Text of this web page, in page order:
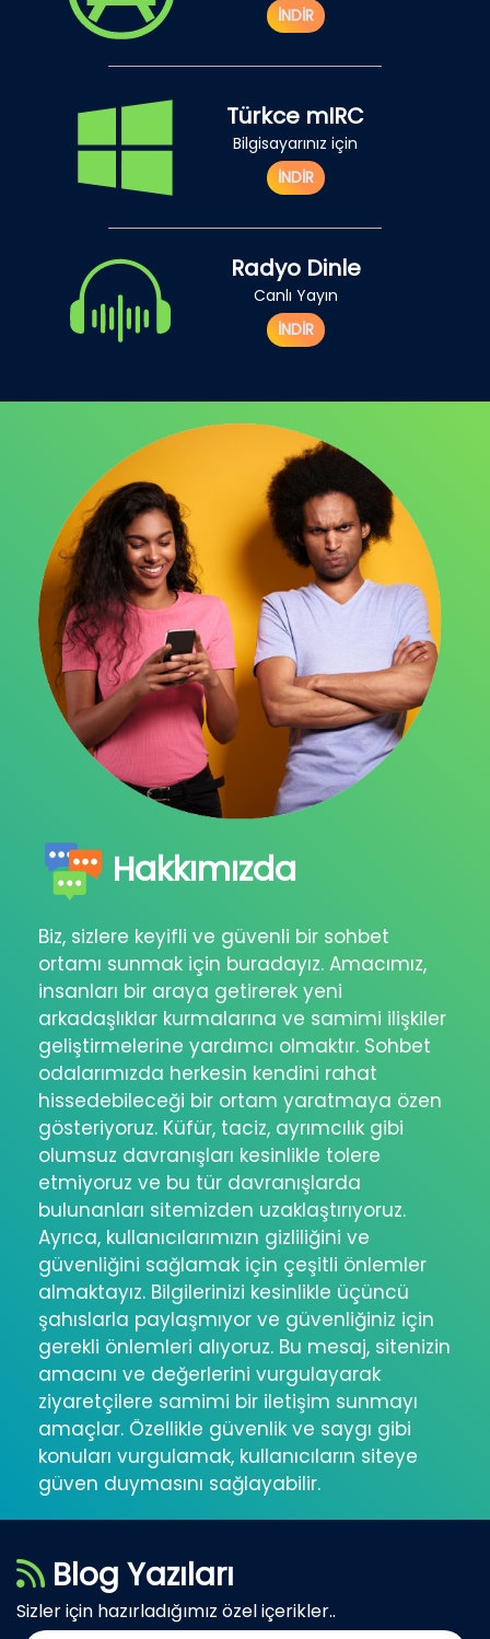
İNDİR
Türkce mIRC
Bilgisayarınız için
İNDİR
Radyo Dinle
Canlı Yayın
İNDİR
Hakkımızda
Biz, sizlere keyifli ve güvenli bir sohbet
ortamı sunmak için buradayız. Amacımız,
insanları bir araya getirerek yeni
arkadaşlıklar kurmalarına ve samimi ilişkiler
geliştirmelerine yardımcı olmaktır. Sohbet
odalarımızda herkesin kendini rahat
hissedebileceği bir ortam yaratmaya özen
gösteriyoruz. Küfür, taciz, ayrımcılık gibi
olumsuz davranışları kesinlikle tolere
etmiyoruz ve bu tür davranışlarda
bulunanları sitemizden uzaklaştırıyoruz.
Ayrıca, kullanıcılarımızın gizliliğini ve
güvenliğini sağlamak için çeşitli önlemler
almaktayız. Bilgilerinizi kesinlikle üçüncü
şahıslarla paylaşmıyor ve güvenliğiniz için
gerekli önlemleri alıyoruz. Bu mesaj, sitenizin
amacını ve değerlerini vurgulayarak
ziyaretçilere samimi bir iletişim sunmayı
amaçlar. Özellikle güvenlik ve saygı gibi
konuları vurgulamak, kullanıcıların siteye
güven duymasını sağlayabilir.
Blog Yazıları
Sizler için hazırladığımız özel içerikler..